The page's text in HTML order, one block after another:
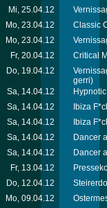
Mi, 25.04.12
Mo, 23.04.12
Classic
Mo, 23.04.12
Fr, 20.04.12
Critical
Do, 19.04.12
gerri)
Sa, 14.04.12
Sa, 14.04.12
Ibiza
Sa, 14.04.12
Ibiza
Sa, 14.04.12
Dancer
Sa, 14.04.12
Dancer
Fr, 13.04.12
Do, 12.04.12
Mo, 09.04.12